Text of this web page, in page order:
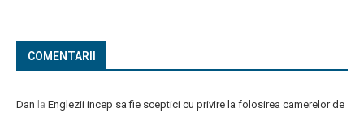
COMENTARII
Dan la Englezii incep sa fie sceptici cu privire la folosirea camerelor de